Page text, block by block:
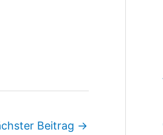
Beitrag →